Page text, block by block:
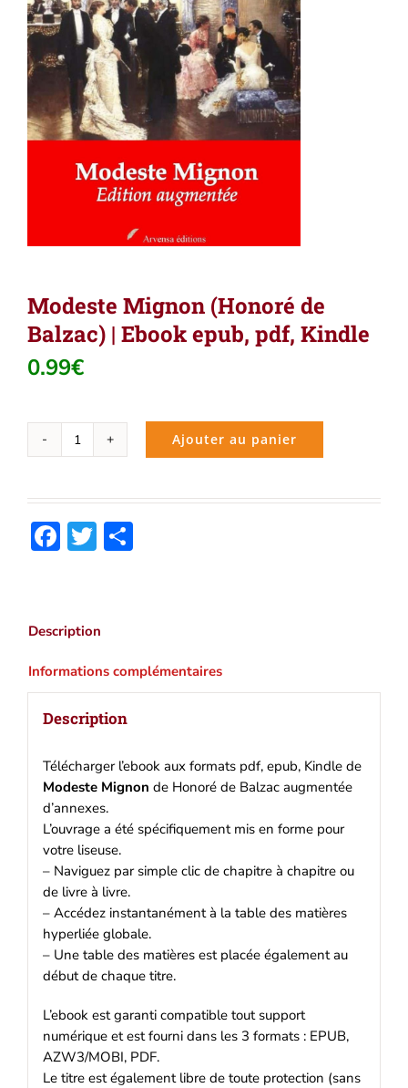
Modeste Mignon (Honoré de
Balzac) | Ebook epub, pdf, Kindle
0.99€
quantité
(Honoré
de
epub,
Kindle
Ajouter au panier
Facebook
Twitter
Description
Informations complémentaires
Description
Télécharger l’ebook aux formats pdf, epub, Kindle de
Modeste Mignon de Honoré de Balzac augmentée
d’annexes.
L’ouvrage a été spécifiquement mis en forme pour
votre liseuse.
– Naviguez par simple clic de chapitre à chapitre ou
de livre à livre.
– Accédez instantanément à la table des matières
hyperliée globale.
– Une table des matières est placée également au
début de chaque titre.
L’ebook est garanti compatible tout support
numérique et est fourni dans les 3 formats : EPUB,
AZW3/MOBI, PDF.
Le titre est également libre de toute protection (sans